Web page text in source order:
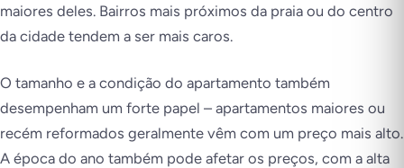
maiores deles. Bairros mais próximos da praia ou do centro
da cidade tendem a ser mais caros.
O tamanho e a condição do apartamento também
desempenham um forte papel – apartamentos maiores ou
recém reformados geralmente vêm com um preço mais alto.
A época do ano também pode afetar os preços, com a alta